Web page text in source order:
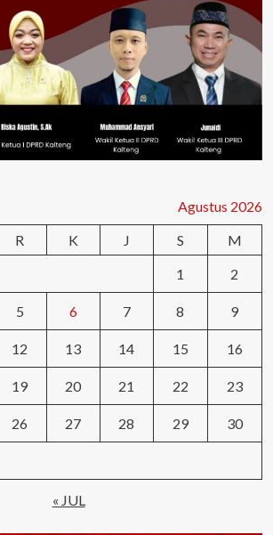
Agustus 2026
R K J S
M
1
2
5 6 7 8 9
12 13 14 15 16
19 20 21 22 23
26 27 28 29 30
« JUL